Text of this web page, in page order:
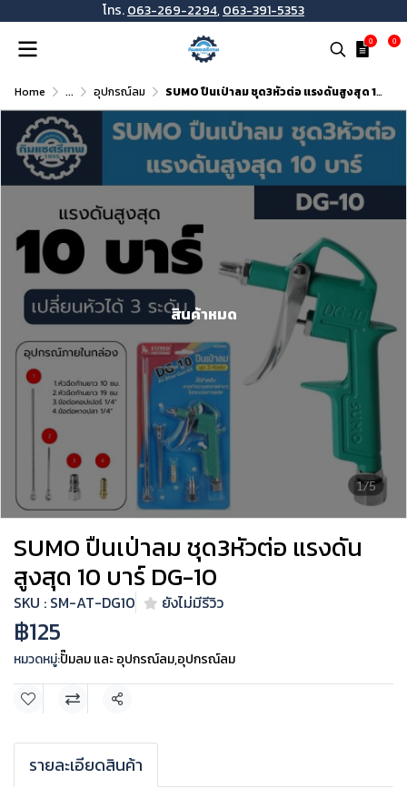
โทร.063-269-2294,063-391-5353
0 0
Home ... อุปกรณ์ลม SUMO ปืนเป่าลม ชุด3หัวต่อ แรงดันสูงสุด 10 บาร์ DG-10
1/5
สินค้าหมด
SUMO ปืนเป่าลม ชุด3หัวต่อ แรงดัน
สูงสุด 10 บาร์ DG-10
SKU : SM-AT-DG10 ยังไม่มีรีวิว
฿125
หมวดหมู่:ปั๊มลม และ อุปกรณ์ลม,อุปกรณ์ลม
แชร์
รายละเอียดสินค้า